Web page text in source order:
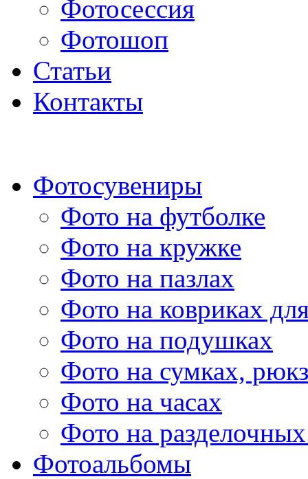
Фотосессия
Фотошоп
Статьи
Контакты
Фотосувениры
Фото на футболке
Фото на кружке
Фото на пазлах
Фото на ковриках
Фото на подушках
Фото на сумках,
Фото на часах
Фото на
Фотоальбомы